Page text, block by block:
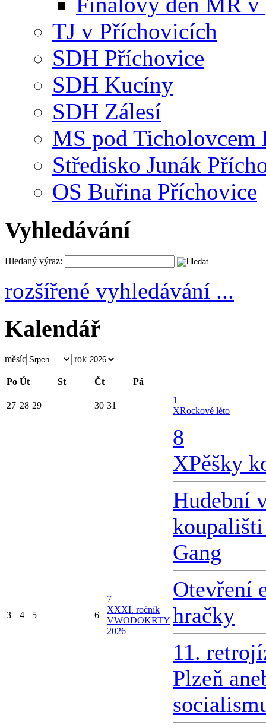
TJ v Příchovicích
SDH Příchovice
SDH Kucíny
SDH Zálesí
MS pod Ticholovcem
Středisko Junák
OS Buřina Příchovice
Vyhledávání
Hledaný výraz:
rozšířené vyhledávání ...
Kalendář
měsíc rok
Po Út St Čt Pá
27 28 29 30 31
1
XRockové léto
3 4 5 6
7
XXXI. ročník
VWODOKRTY
2026
8
XPěšky
Hudební
Gang
Otevření
hračky
11.
Plzeň